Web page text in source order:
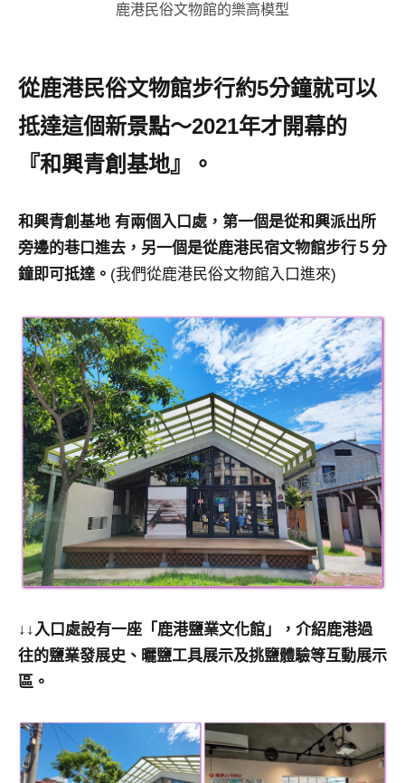
局
合
作
★
鹿港民俗文物館的樂高模型
從鹿港民俗文物館步行約5分鐘就可以
抵達這個新景點～2021年才開幕的
『和興青創基地』。
和興青創基地 有兩個入口處，第一個是從和興派出所
旁邊的巷口進去，另一個是從鹿港民宿文物館步行５分
鐘即可抵達。 (我們從鹿港民俗文物館入口進來)
↓↓入口處設有一座「鹿港鹽業文化館」，介紹鹿港過
往的鹽業發展史、曬鹽工具展示及挑鹽體驗等互動展示
區。